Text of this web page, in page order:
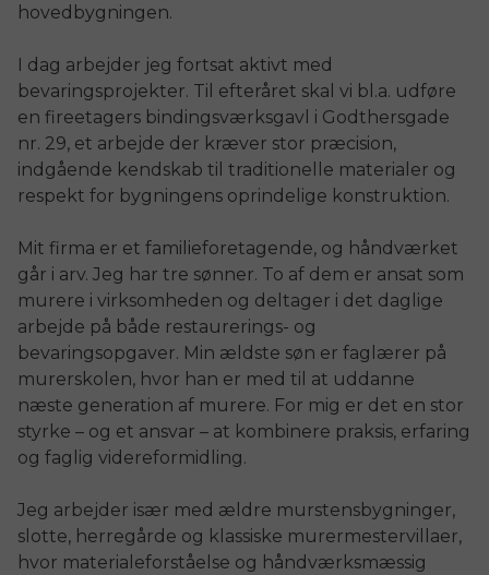
hovedbygningen.
I dag arbejder jeg fortsat aktivt med
bevaringsprojekter. Til efteråret skal vi bl.a. udføre
en fireetagers bindingsværksgavl i Godthersgade
nr. 29, et arbejde der kræver stor præcision,
indgående kendskab til traditionelle materialer og
respekt for bygningens oprindelige konstruktion.
Mit firma er et familieforetagende, og håndværket
går i arv. Jeg har tre sønner. To af dem er ansat som
murere i virksomheden og deltager i det daglige
arbejde på både restaurerings- og
bevaringsopgaver. Min ældste søn er faglærer på
murerskolen, hvor han er med til at uddanne
næste generation af murere. For mig er det en stor
styrke – og et ansvar – at kombinere praksis, erfaring
og faglig videreformidling.
Jeg arbejder især med ældre murstensbygninger,
slotte, herregårde og klassiske murermestervillaer,
hvor materialeforståelse og håndværksmæssig